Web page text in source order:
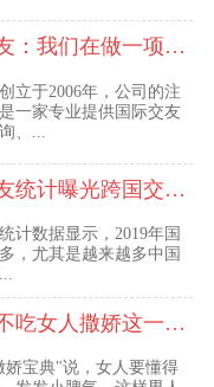
爱无界国际交友：我们在做一项关于女人幸福的事业
立于2006年，公司的注
一家专业提供国际交友
、...
2019年国际交友统计曝光跨国交友惊人内幕：女性嫁给老外比男士娶外国老婆数量更多
计数据显示，2019年国
，尤其是越来越多中国
为何西方男人不吃女人撒娇这一套？
宝典"说，女人要懂得